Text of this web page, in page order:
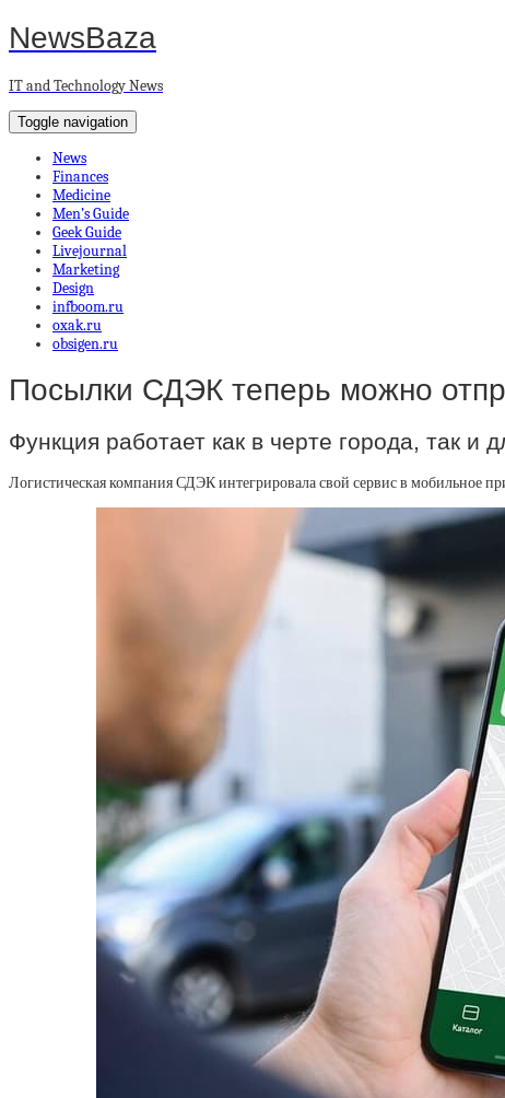
NewsBaza
IT and Technology News
Toggle navigation
News
Finances
Medicine
Men’s Guide
Geek Guide
Livejournal
Marketing
Design
infboom.ru
oxak.ru
obsigen.ru
Посылки СДЭК теперь можно
Функция работает как в черте города, так и
Логистическая компания СДЭК интегрировала свой сервис в мобильное